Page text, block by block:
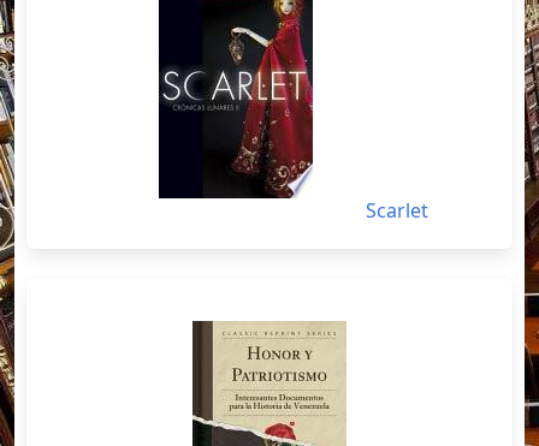
Scarlet